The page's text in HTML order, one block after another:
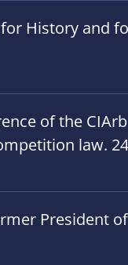
History and
of the
law.
President